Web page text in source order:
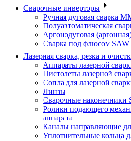
Сварочные инверторы
Ручная дуговая сварка
Полуавтоматическая
Аргонодуговая
Сварка под флюсом SAW
Лазерная сварка, резка и
Аппараты лазерной
Пистолеты лазерной
Сопла для лазерной
Линзы
Сварочные наконечники
Ролики подающего
аппарата
Каналы направляющие
Уплотнительные кольца